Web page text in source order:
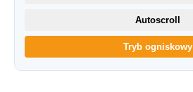
Autoscroll
Tryb ogniskowy